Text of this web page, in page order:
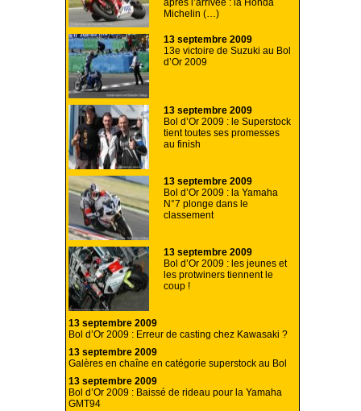
après l’arrivée : la Honda
Michelin (…)
13 septembre 2009
13e victoire de Suzuki au Bol
d’Or 2009
13 septembre 2009
Bol d’Or 2009 : le Superstock
tient toutes ses promesses
au finish
13 septembre 2009
Bol d’Or 2009 : la Yamaha
N°7 plonge dans le
classement
13 septembre 2009
Bol d’Or 2009 : les jeunes et
les protwiners tiennent le
coup !
13 septembre 2009
Bol d’Or 2009 : Erreur de casting chez Kawasaki ?
13 septembre 2009
Galères en chaîne en catégorie superstock au Bol
13 septembre 2009
Bol d’Or 2009 : Baissé de rideau pour la Yamaha
GMT94